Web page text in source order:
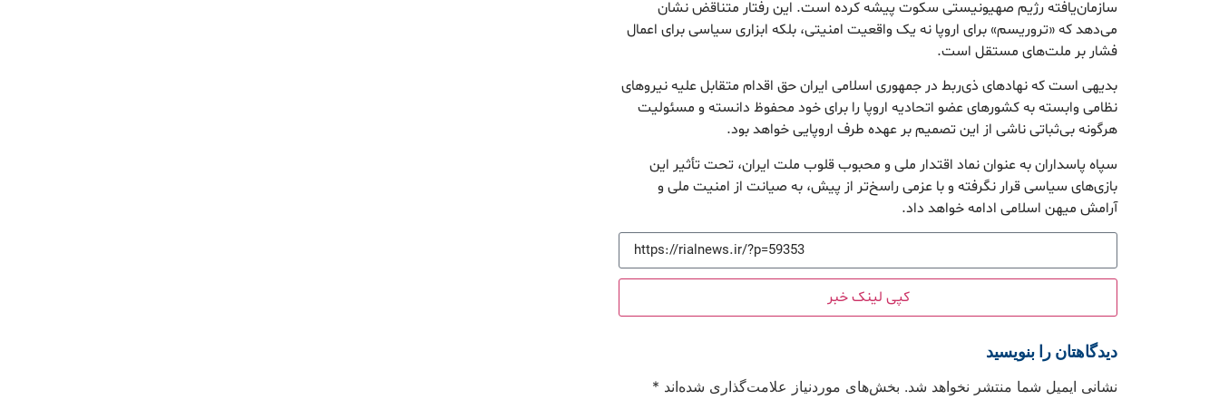
سازمان‌یافته رژیم صهیونیستی سکوت پیشه کرده است. این رفتار متناقض نشان
می‌دهد که «تروریسم» برای اروپا نه یک واقعیت امنیتی، بلکه ابزاری سیاسی برای اعمال
فشار بر ملت‌های مستقل است.
بدیهی است که نهادهای ذی‌ربط در جمهوری اسلامی ایران حق اقدام متقابل علیه نیروهای
نظامی وابسته به کشورهای عضو اتحادیه اروپا را برای خود محفوظ دانسته و مسئولیت
هرگونه بی‌ثباتی ناشی از این تصمیم بر عهده طرف اروپایی خواهد بود.
سپاه پاسداران به عنوان نماد اقتدار ملی و محبوب قلوب ملت ایران، تحت تأثیر این
بازی‌های سیاسی قرار نگرفته و با عزمی راسخ‌تر از پیش، به صیانت از امنیت ملی و
آرامش میهن اسلامی ادامه خواهد داد.
کپی لینک خبر
دیدگاهتان را بنویسید
نشانی ایمیل شما منتشر نخواهد شد. بخش‌های موردنیاز علامت‌گذاری شده‌اند *